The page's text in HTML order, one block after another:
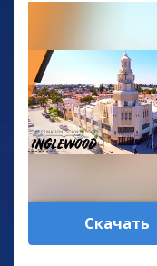
Скачать